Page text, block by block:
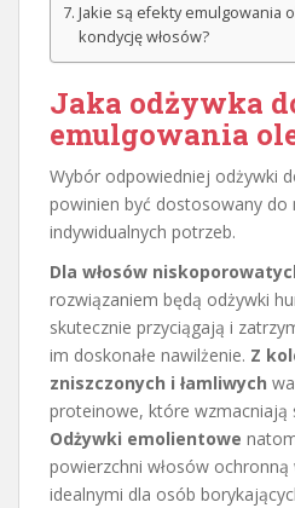
Jakie są efekty emulgowania
kondycję włosów?
Jaka odżywka
emulgowania
Wybór odpowiedniej odżywki
powinien być dostosowany do
indywidualnych potrzeb.
Dla włosów
rozwiązaniem będą odżywki
skutecznie przyciągają i
im doskonałe nawilżenie. Z
zniszczonych i łamliwych
proteinowe, które wzmacniają
Odżywki emolientowe
powierzchni włosów
idealnymi dla osób